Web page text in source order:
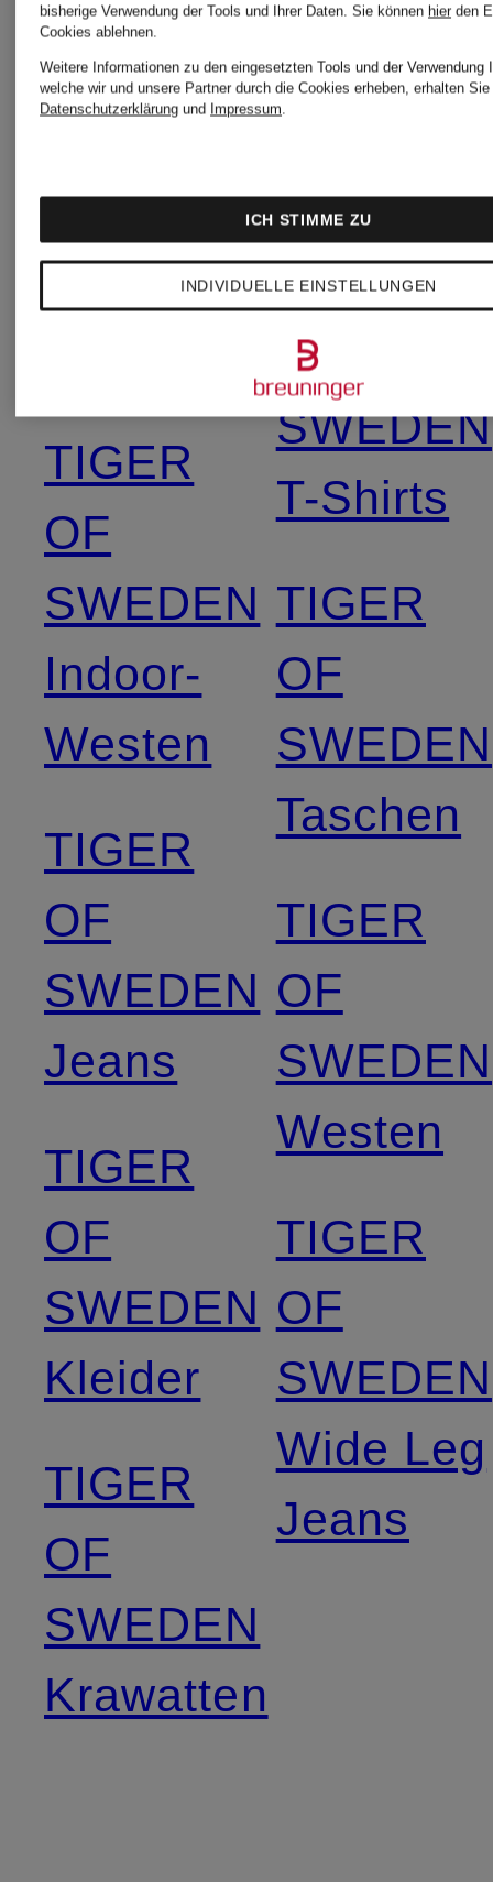
Hosen
SWEDEN
TIGER
OF
SWEDEN
Indoor-
Westen
TIGER
OF
SWEDEN
Jeans
TIGER
OF
SWEDEN
Kleider
TIGER
OF
SWEDEN
Krawatten
Smoking-
TIGER
OF
SWEDEN
T-Shirts
TIGER
OF
SWEDEN
Taschen
TIGER
OF
SWEDEN
Westen
TIGER
OF
SWEDEN
Wide Leg
Jeans
bisherige Verwendung der Tools und Ihrer Daten. Sie können hier den
Cookies ablehnen.
Weitere Informationen zu den eingesetzten Tools und der Verwendung
welche wir und unsere Partner durch die Cookies erheben, erhalten
Datenschutzerklärung und Impressum.
INDIVIDUELLE EINSTELLUNGEN
ICH STIMME ZU